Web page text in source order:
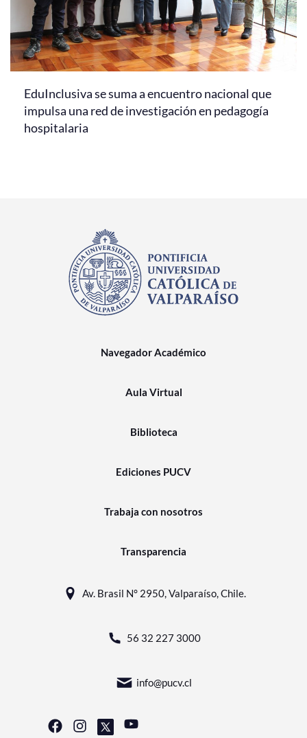
EduInclusiva se suma a encuentro nacional que
impulsa una red de investigación en pedagogía
hospitalaria
Navegador Académico
Aula Virtual
Biblioteca
Ediciones PUCV
Trabaja con nosotros
Transparencia
Av. Brasil N° 2950, Valparaíso, Chile.
56 32 227 3000
info@pucv.cl